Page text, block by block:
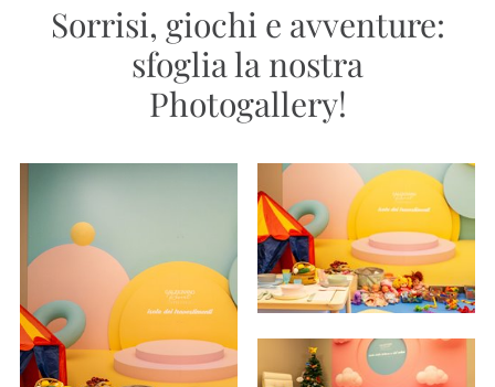
Sorrisi, giochi e avventure:
sfoglia la nostra
Photogallery!